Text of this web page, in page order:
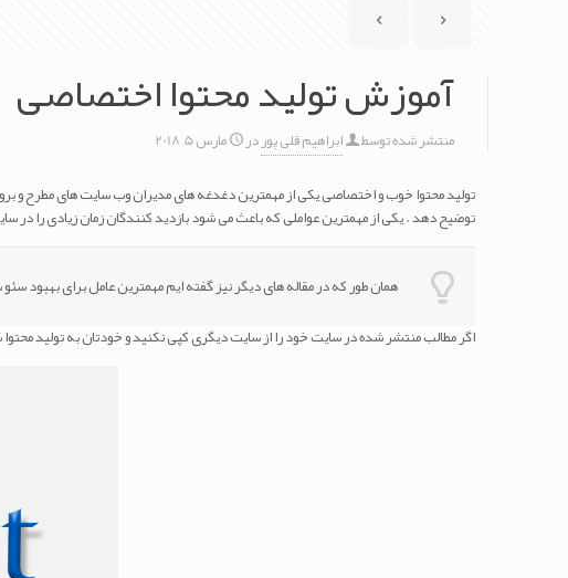
آموزش تولید محتوا اختصاصی
منتشر شده توسط ابراهیم قلی پوردر مارس 5, 2018
تولید محتوا خوب و اختصاصی یکی از مهمترین دغدغه های مدیران وب سایت های مطرح و
توضیح دهد . یکی از مهمترین عواملی که باعث می شود بازدید کنندگان زمان زیادی را
همان طور که در مقاله های دیگر نیز گفته ایم مهمترین عامل برای بهبود
اگر مطالب منتشر شده در سایت خود را از سایت دیگری کپی نکنید و خودتان به تولید